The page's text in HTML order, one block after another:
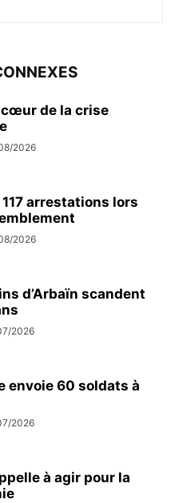
de la crise
2026
arrestations lors
2026
d’Arbaïn scandent
2026
envoie 60 soldats à
2026
à agir pour la